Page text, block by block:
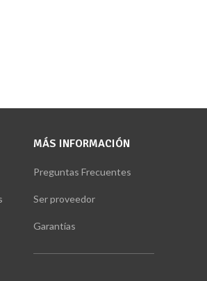
MÁS INFORMACIÓN
Preguntas Frecuentes
Ser proveedor
Garantías